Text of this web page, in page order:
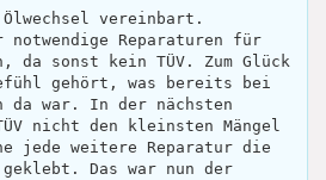
vereinbart.
notwendige Reparaturen für
da sonst kein TÜV. Zum Glück
gehört, was bereits bei
da war. In der nächsten
nicht den kleinsten Mängel
jede weitere Reparatur die
Das war nun der